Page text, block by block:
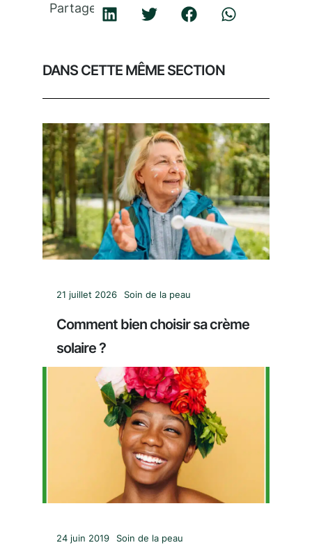
Partager
DANS CETTE MÊME SECTION
21 juillet 2026 Soin de la peau
Comment bien choisir sa crème
solaire ?
24 juin 2019 Soin de la peau